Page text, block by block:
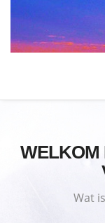
WELKOM
Wat